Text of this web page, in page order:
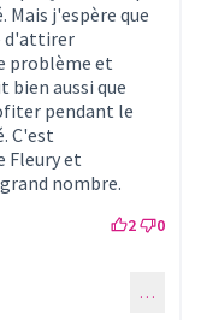
j'espère que
d'attirer
problème et
bien aussi que
pendant le
C'est
Fleury et
nombre.
2 0
330) …